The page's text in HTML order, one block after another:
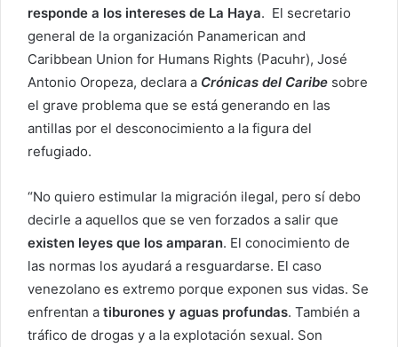
responde a los intereses de La Haya. El secretario
general de la organización Panamerican and
Caribbean Union for Humans Rights (Pacuhr), José
Antonio Oropeza, declara a Crónicas del Caribe sobre
el grave problema que se está generando en las
antillas por el desconocimiento a la figura del
refugiado.
“No quiero estimular la migración ilegal, pero sí debo
decirle a aquellos que se ven forzados a salir que
existen leyes que los amparan. El conocimiento de
las normas los ayudará a resguardarse. El caso
venezolano es extremo porque exponen sus vidas. Se
enfrentan a tiburones y aguas profundas. También a
tráfico de drogas y a la explotación sexual. Son